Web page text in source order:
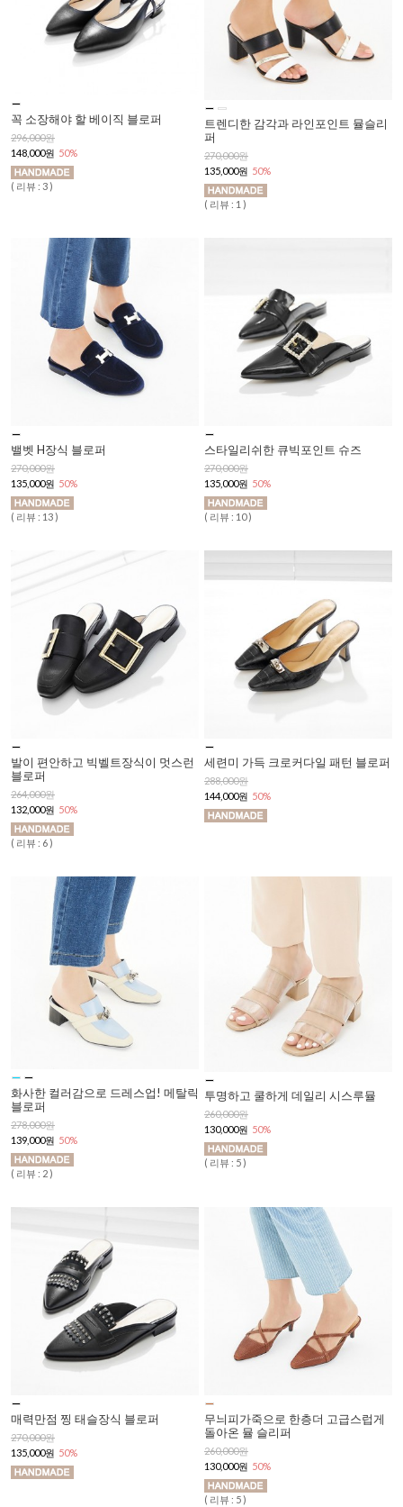
꼭 소장해야 할 베이직 블로퍼
296,000원
148,000원 50%
( 리뷰 : 3 )
트렌디한 감각과 라인포인트 뮬슬리
퍼
270,000원
135,000원 50%
( 리뷰 : 1 )
밸벳 H장식 블로퍼
270,000원
135,000원 50%
( 리뷰 : 13 )
스타일리쉬한 큐빅포인트 슈즈
270,000원
135,000원 50%
( 리뷰 : 10 )
발이 편안하고 빅벨트장식이 멋스런
블로퍼
264,000원
132,000원 50%
( 리뷰 : 6 )
세련미 가득 크로커다일 패턴 블로퍼
288,000원
144,000원 50%
화사한 컬러감으로 드레스업! 메탈릭
블로퍼
278,000원
139,000원 50%
( 리뷰 : 2 )
투명하고 쿨하게 데일리 시스루뮬
260,000원
130,000원 50%
( 리뷰 : 5 )
매력만점 찡 태슬장식 블로퍼
270,000원
135,000원 50%
무늬피가죽으로 한층더 고급스럽게
돌아온 뮬 슬리퍼
260,000원
130,000원 50%
( 리뷰 : 5 )